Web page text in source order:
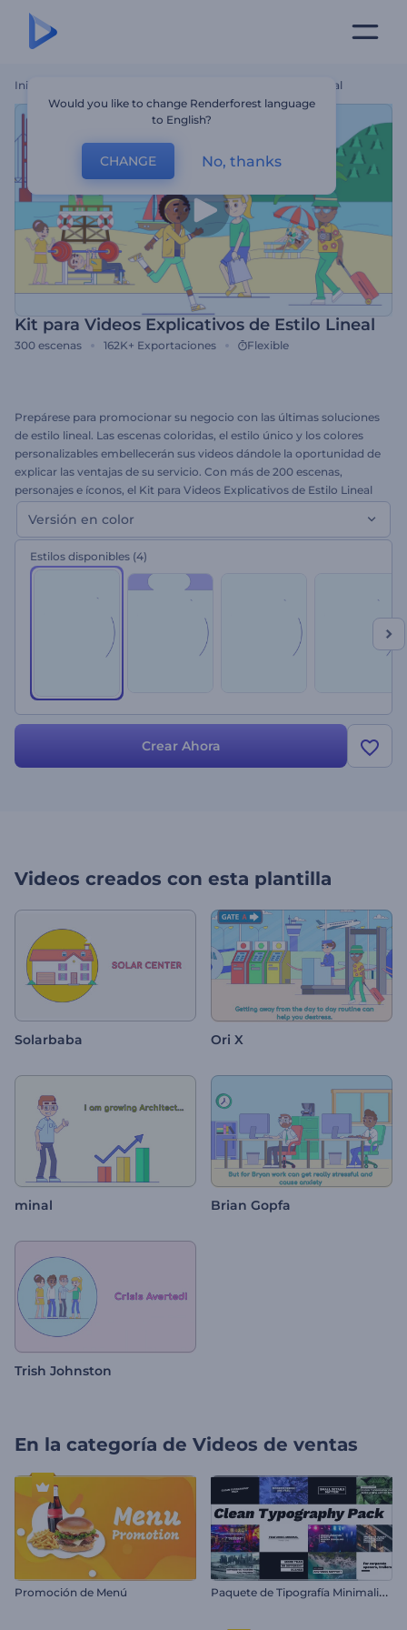
Inicio Kit Para Videos Explicativos De Estilo Lineal
Kit para Videos Explicativos de Estilo Lineal
300 escenas 162K+ Exportaciones Flexible
Prepárese para promocionar su negocio con las últimas soluciones
de estilo lineal. Las escenas coloridas, el estilo único y los colores
personalizables embellecerán sus videos dándole la oportunidad de
explicar las ventajas de su servicio. Con más de 200 escenas,
personajes e íconos, el Kit para Videos Explicativos de Estilo Lineal
será útil para presentaciones animadas, videos explicativos,
promocionales o de marketing y mucho más. ¡Suba sus archivos,
elija la música para crear su video hoy mismo y obtener los mejores
resultados!
Versión en color
Estilos disponibles (4)
Crear Ahora
Videos creados con esta plantilla
Solarbaba Ori X
minal Brian Gopfa
Trish Johnston
En la categoría de Videos de ventas
Promoción de Menú P
aquete de Tipografía Minimalista
Would you like to change Renderforest language
to English?
CHANGE No, thanks